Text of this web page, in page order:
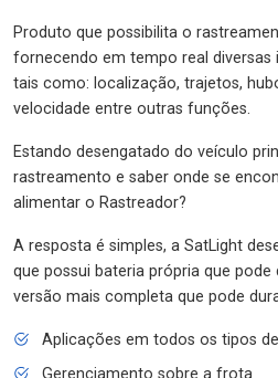
Produto que possibilita o
fornecendo em tempo real
tais como: localização, trajetos,
velocidade entre outras funções.
Estando desengatado do veículo
rastreamento e saber onde se
alimentar o Rastreador?
A resposta é simples, a SatLight
que possui bateria própria que
versão mais completa que pode
Aplicações em todos os tipos
Gerenciamento sobre a frota